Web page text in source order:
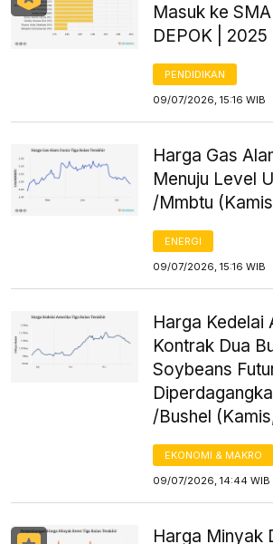
Masuk ke
DEPOK | 2025
PENDIDIKAN
09/07/2026, 15:16 WIB
Harga Gas
Menuju Level
/Mmbtu
ENERGI
09/07/2026, 15:16 WIB
Harga Kedelai
Kontrak Dua
Soybeans
/Bushel
EKONOMI & MAKRO
09/07/2026, 14:44 WIB
Harga Minyak